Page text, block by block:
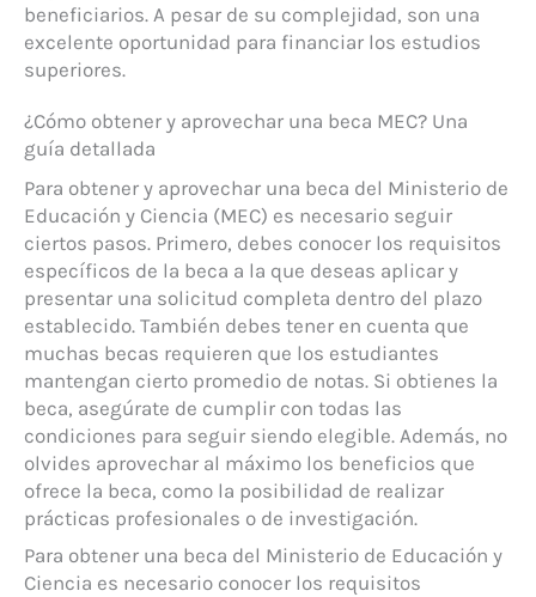
beneficiarios. A pesar de su complejidad, son una
excelente oportunidad para financiar los estudios
superiores.
¿Cómo obtener y aprovechar una beca MEC? Una
guía detallada
Para obtener y aprovechar una beca del Ministerio de
Educación y Ciencia (MEC) es necesario seguir
ciertos pasos. Primero, debes conocer los requisitos
específicos de la beca a la que deseas aplicar y
presentar una solicitud completa dentro del plazo
establecido. También debes tener en cuenta que
muchas becas requieren que los estudiantes
mantengan cierto promedio de notas. Si obtienes la
beca, asegúrate de cumplir con todas las
condiciones para seguir siendo elegible. Además, no
olvides aprovechar al máximo los beneficios que
ofrece la beca, como la posibilidad de realizar
prácticas profesionales o de investigación.
Para obtener una beca del Ministerio de Educación y
Ciencia es necesario conocer los requisitos